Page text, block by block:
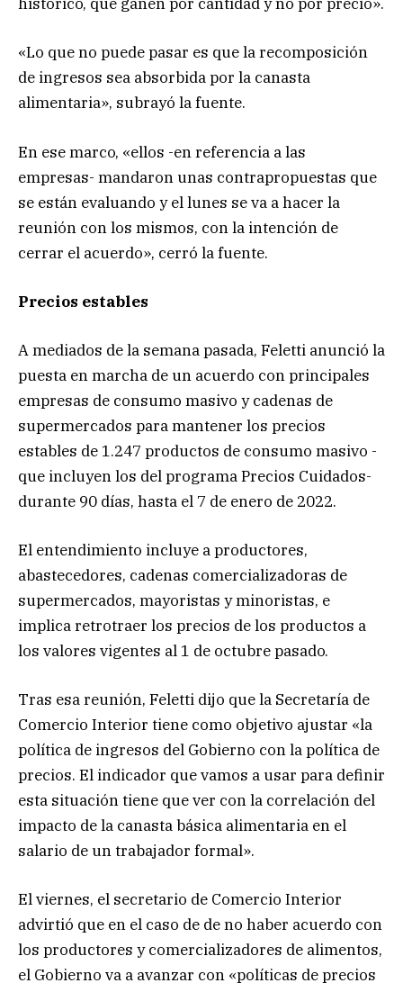
«Lo que no puede pasar es que la recomposición
de ingresos sea absorbida por la canasta
alimentaria», subrayó la fuente.
En ese marco, «ellos -en referencia a las
empresas- mandaron unas contrapropuestas que
se están evaluando y el lunes se va a hacer la
reunión con los mismos, con la intención de
cerrar el acuerdo», cerró la fuente.
Precios estables
A mediados de la semana pasada, Feletti anunció la
puesta en marcha de un acuerdo con principales
empresas de consumo masivo y cadenas de
supermercados para mantener los precios
estables de 1.247 productos de consumo masivo -
que incluyen los del programa Precios Cuidados-
durante 90 días, hasta el 7 de enero de 2022.
El entendimiento incluye a productores,
abastecedores, cadenas comercializadoras de
supermercados, mayoristas y minoristas, e
implica retrotraer los precios de los productos a
los valores vigentes al 1 de octubre pasado.
Tras esa reunión, Feletti dijo que la Secretaría de
Comercio Interior tiene como objetivo ajustar «la
política de ingresos del Gobierno con la política de
precios. El indicador que vamos a usar para definir
esta situación tiene que ver con la correlación del
impacto de la canasta básica alimentaria en el
salario de un trabajador formal».
El viernes, el secretario de Comercio Interior
advirtió que en el caso de de no haber acuerdo con
los productores y comercializadores de alimentos,
el Gobierno va a avanzar con «políticas de precios